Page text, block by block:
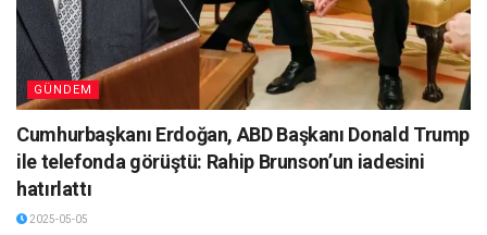
GÜNDEM
Cumhurbaşkanı Erdoğan, ABD Başkanı Donald Trump
ile telefonda görüştü: Rahip Brunson’un iadesini
hatırlattı
2025-05-05